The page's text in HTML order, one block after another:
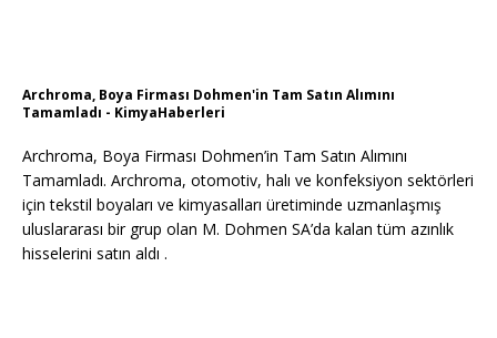
Archroma, Boya Firması Dohmen'in Tam Satın Alımını
Tamamladı - KimyaHaberleri
Archroma, Boya Firması Dohmen’in Tam Satın Alımını
Tamamladı. Archroma, otomotiv, halı ve konfeksiyon sektörleri
için tekstil boyaları ve kimyasalları üretiminde uzmanlaşmış
uluslararası bir grup olan M. Dohmen SA’da kalan tüm azınlık
hisselerini satın aldı .